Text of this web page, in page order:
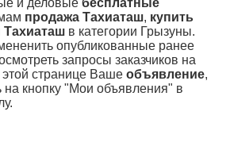
и деловые бесплатные
продажа Тахиаташ, купить
Тахиаташ в категории Грызуны.
опубликованные ранее
запросы заказчиков на
странице Ваше объявление,
на кнопку "Мои объявления" в